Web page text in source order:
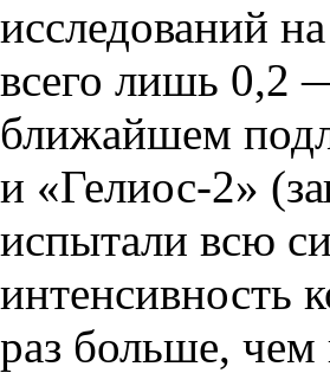
исследований
всего лишь 0,2
ближайшем
и «Гелиос-2»
испытали всю
интенсивность
раз больше,